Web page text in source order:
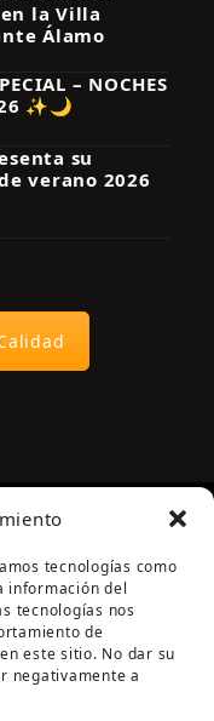
tecnologías como
información del
tecnologías nos
de
este sitio. No dar su
negativamente a
la Villa
Álamo
– NOCHES
✨🌙
su
verano 2026
de Córdoba